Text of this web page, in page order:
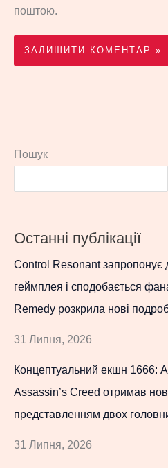
поштою.
Пошук
Останні публікації
Control Resonant запропонує
геймплея і сподобається
Remedy розкрила нові
31 Липня, 2026
Концептуальний екшн 1666:
Assassin’s Creed отримав
представленням двох
31 Липня, 2026